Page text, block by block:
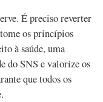
É preciso reverter
os princípios
à saúde, uma
do SNS e valorize os
que todos os